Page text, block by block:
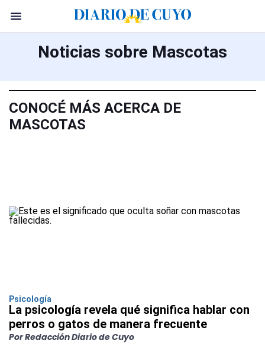
Noticias sobre Mascotas
CONOCÉ MÁS ACERCA DE
MASCOTAS
Psicología
La psicología revela qué significa hablar con
perros o gatos de manera frecuente
Por Redacción Diario de Cuyo